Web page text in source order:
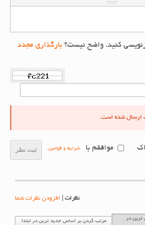
کنید. واضح نیست؟بارگذاری مجدد
شده است.
ثبت نظر موافقم با شرایط و قوانین.
نظرات |افزودن نظرات شما
در
مرتب کردن بر اساس جدید ترین در ابتدا